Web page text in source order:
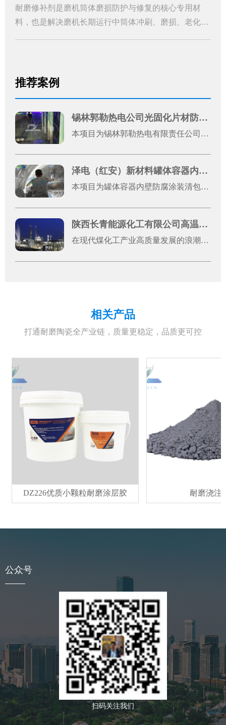
耐磨修补剂是磨机筒体磨损防护与修复的核心专用材
料，也是解决磨机长期运行中筒体冲刷、磨损、老化问
推荐案例
锡林郭勒热电公司光固化片材防腐案例
本项目为锡林郭勒热电有限责任公司1号机光固化片材防腐施工工程，是厂区机组设备运维升级的重点防腐改造项目。热电发电机组长期处于高温、粉尘、酸碱水汽腐蚀的复杂工况环境，设备金属基材易出现锈蚀、老化、破损问题，不仅影响设备外观完整性，还会降低机组运行稳定性、缩短设备使用寿命，增加运维成本。
泽电（红安）新材料罐体容器内壁防腐涂装清包施工案例展示
本项目为罐体容器内壁防腐涂装清包施工工程，服务单位为泽电（红安）新材料有限公司，施工地址位于湖北省黄冈市红安县八里湾镇川东大道原集创云天2号厂房。本次施工对象为2台罐体容器金属内壁，整体施工总面积约50平方米，施工模式为纯手工清包施工，涵盖前期基体处理、焊缝打磨、表面清洁、防腐刷涂、瑕疵修整等全工序作业。
陕西长青能源化工有限公司高温浇注料应用案例
在现代煤化工产业高质量发展的浪潮中，设备稳定运行是企业提质增效、筑牢核心竞争力的关键。陕西长青能源化工有限公司（以下简称“长青能化”）作为国有控股的大型现代煤化工高新技术企业，深耕煤制甲醇领域多年，凭借先进的生产工艺和严苛的管理标准，其60万吨/年煤制甲醇装置已稳定运行超3600天，随着装置长期高负荷运行，气化炉、输料管道等核心设备面临的高温、高粉尘、强冲刷工况愈发严苛，对设备耐磨防腐性能提出了极高要求，设备关键部位的防磨改造成为保障生产连续性的重中之重。东臻科技作为高端耐磨防腐材料综合服务商，专注表面工程材料研发，与科研机构深度合作，产品线覆盖300余类，可提供从材料研发到工程实施的全链条解决方案。此次为长青能化提供的高温碳化硅耐磨捣打料、刚玉耐磨浇注料，是东臻科技针对煤化工复杂工况量身优化的核心产品，搭配高效耐高温结合体系，其中碳化硅成分具备优异的抗侵蚀性、高耐磨系数和良好的热震性，两种材料的科学搭配，完美适配煤化工高粉尘、强冲刷、高温高压等严苛工况。该系列产品不仅在原料选择上精益求精，更在生产工艺上严格把控，通过颗粒紧密堆积技术，使材料成型后致密度高、体积密度大，常温下强度可达150MPa以上，东臻科技提供专业的现场技术指导，全程把控基材处理、材料涂覆、固化养护等各个环节，形成致密、无缝的整体防护层，最大化发挥耐磨防腐性能。此次合作，东臻科技以优质的产品、专业的服务，得到了长青能化生产运维团队的一致认可。作为国有控股大型煤化工企业，长青能化的此次防磨改造项目，不仅为自身持续稳定高效生产奠定了基础，更为国内大型煤化工项目关键设备耐磨防护提供了可借鉴的标杆经验，推动了双方在高端耐磨材料应用领域的深度合作，共同为煤化工产业高质量、稳定发展筑牢材料根基。
相关产品
打通耐磨陶瓷全产业链，质量更稳定，品质更可控
DZ226优质小颗粒耐磨涂层胶 耐磨浇注料
公众号
扫码关注我们